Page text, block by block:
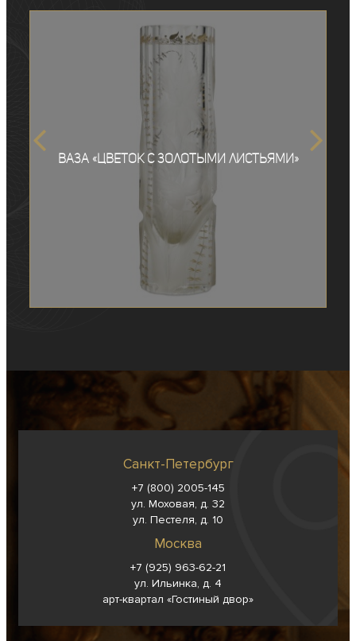
Ваза «Цветок с золотыми листьями»
Санкт-Петербург
+7 (800) 2005-145
ул. Моховая, д. 32
ул. Пестеля, д. 10
Москва
+7 (925) 963-62-21
ул. Ильинка, д. 4
арт-квартал «Гостиный двор»